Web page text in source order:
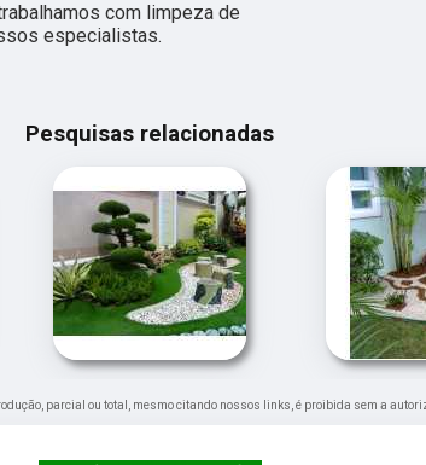
com limpeza de
especialistas.
Pesquisas relacionadas
parcial ou total, mesmo citando nossos links, é proibida sem a